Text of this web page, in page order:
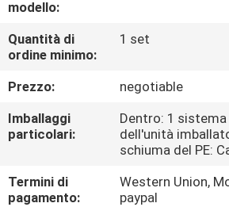
CONTROLLO
DI
QUALITÀ
CONTATTICI
NOTIZIE
modello:
Quantità di
ordine minimo:
1 set
Prezzo:
negotiable
Imballaggi
particolari:
Dentro: 1
dell'unità
schiuma del PE:
Termini di
pagamento:
Western Union,
paypal